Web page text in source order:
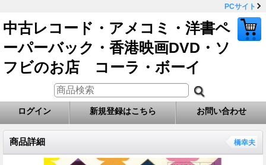
PCサイト
中古レコード・アメコミ・洋書ペ
ーパーバック・香港映画DVD・ソ
フビのお店 コーラ・ボーイ
ログイン 新規登録はこちら お問い合わせ
商品詳細 橋幸夫